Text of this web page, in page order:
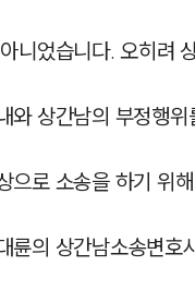
니었습니다. 오히려
와 상간남의 부정행
으로 소송을 하기 위
륜의 상간남소송변